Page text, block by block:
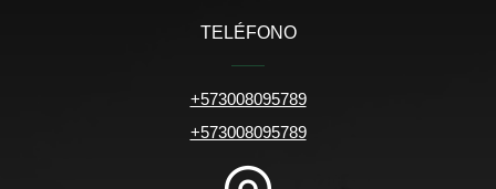
TELÉFONO
+573008095789
+573008095789